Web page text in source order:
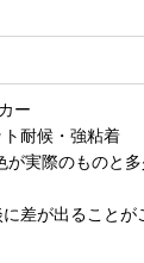
ー
耐候・強粘着
実際のものと
差が出ることが